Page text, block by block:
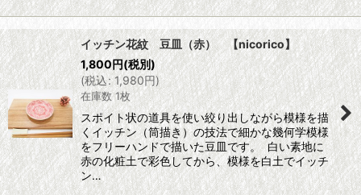
イッチン花紋 豆皿（赤） 【nicorico】
1,800円(税別)
(税込: 1,980円)
在庫数 1枚
スポイト状の道具を使い絞り出しながら模様を描
くイッチン（筒描き）の技法で細かな幾何学模様
をフリーハンドで描いた豆皿です。 白い素地に
赤の化粧土で彩色してから、模様を白土でイッチ
ン…